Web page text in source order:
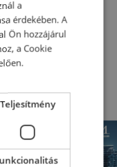
vizsgaállomások
a külföldről
járművekkel.
éves sikert
Kft. gárdája!
a
érdekében. A
Ön hozzájárul
a Cookie
Teljesítmény